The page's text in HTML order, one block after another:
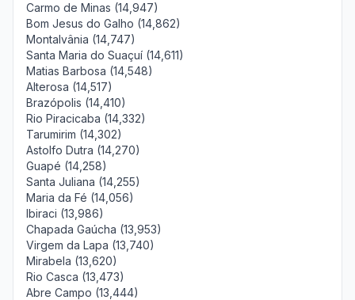
Carmo de Minas (14,947)
Bom Jesus do Galho (14,862)
Montalvânia (14,747)
Santa Maria do Suaçuí (14,611)
Matias Barbosa (14,548)
Alterosa (14,517)
Brazópolis (14,410)
Rio Piracicaba (14,332)
Tarumirim (14,302)
Astolfo Dutra (14,270)
Guapé (14,258)
Santa Juliana (14,255)
Maria da Fé (14,056)
Ibiraci (13,986)
Chapada Gaúcha (13,953)
Virgem da Lapa (13,740)
Mirabela (13,620)
Rio Casca (13,473)
Abre Campo (13,444)